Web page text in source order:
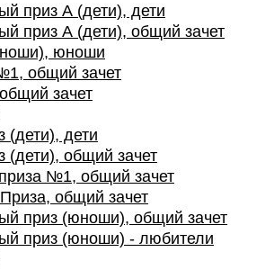
приз А (дети), дети
приз А (дети), общий зачет
юноши
общий зачет
зачет
(дети), дети
(дети), общий зачет
№1, общий зачет
общий зачет
приз (юноши), общий зачет
приз (юноши) - любители